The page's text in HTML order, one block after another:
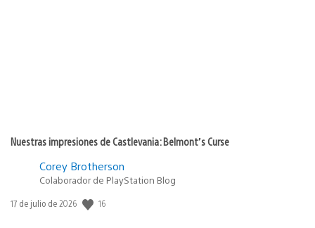
Nuestras impresiones de Castlevania: Belmont’s Curse
Corey Brotherson
Colaborador de PlayStation Blog
Fecha
17 de julio de 2026 16